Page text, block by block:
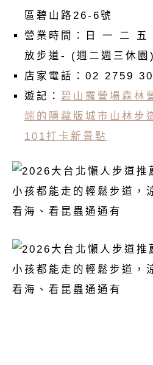
區碧山路26-6號
營業時間：日 一 二
放步道- (週二週三休園)
店家電話：02 2759
遊記： 碧山露營場森林
端的隱藏版城市山林步
101打卡新景點